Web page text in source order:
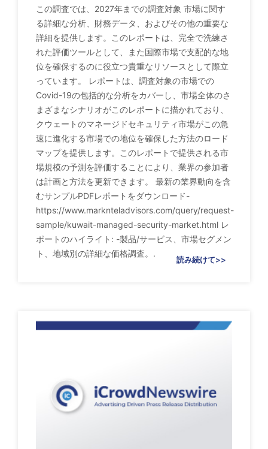
この調査では、2027年までの調査対象 市場に関す
る詳細な分析、財務データ、およびその他の重要な
詳細を提供します。このレポートは、完全で洗練さ
れた評価ツールとして、また国際市場で支配的な地
位を確保するのに役立つ貴重なリソースとして際立
っています。 レポートは、調査対象の市場での
Covid-19の包括的な分析をカバーし、市場全体のさ
まざまなシナリオがこのレポートに描かれており、
クウェートのマネージドセキュリティ市場がこの急
速に進化する市場での地位を確保した方法のロード
マップを提供します。このレポートで提供される市
場規模の予測を評価することにより、業界の参加者
は計画と方法を更新できます。 最新の業界動向を含
むサンプルPDFレポートをダウンロード-
https://www.marknteladvisors.com/query/request-
sample/kuwait-managed-security-market.html レ
ポートのハイライト: -製品/サービス、市場セグメン
ト、地域別の詳細な価格調査。.
読み続けて>>